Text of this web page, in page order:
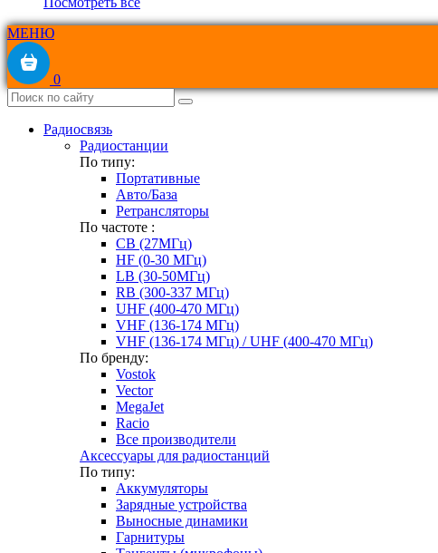
МЕНЮ
0
Радиосвязь
Радиостанции
По типу:
Портативные
Авто/База
Ретрансляторы
По частоте :
CB (27МГц)
HF (0-30 МГц)
LB (30-50МГц)
RB (300-337 МГц)
UHF (400-470 МГц)
VHF (136-174 МГц)
VHF (136-174 МГц) / UHF (400-470 МГц)
По бренду:
Vostok
Vector
MegaJet
Racio
Все производители
Аксессуары для радиостанций
По типу:
Аккумуляторы
Зарядные устройства
Выносные динамики
Гарнитуры